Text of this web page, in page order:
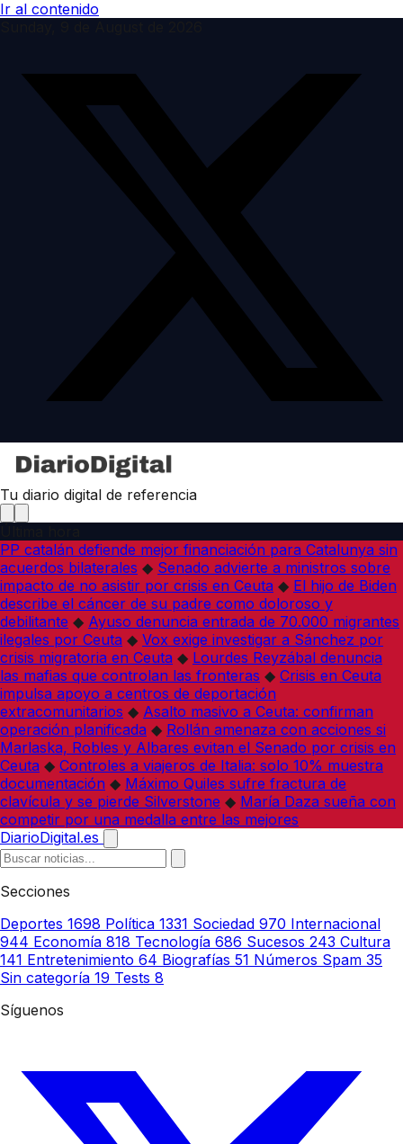
Ir al contenido
Tu diario digital de referencia
PP catalán defiende mejor financiación para Catalunya sin
acuerdos bilaterales ◆ Senado advierte a ministros sobre
impacto de no asistir por crisis en Ceuta ◆ El hijo de Biden
describe el cáncer de su padre como doloroso y
debilitante ◆ Ayuso denuncia entrada de 70.000 migrantes
ilegales por Ceuta ◆ Vox exige investigar a Sánchez por
crisis migratoria en Ceuta ◆ Lourdes Reyzábal denuncia
las mafias que controlan las fronteras ◆ Crisis en Ceuta
impulsa apoyo a centros de deportación
extracomunitarios ◆ Asalto masivo a Ceuta: confirman
operación planificada ◆ Rollán amenaza con acciones si
Marlaska, Robles y Albares evitan el Senado por crisis en
Ceuta ◆ Controles a viajeros de Italia: solo 10% muestra
documentación ◆ Máximo Quiles sufre fractura de
clavícula y se pierde Silverstone ◆ María Daza sueña con
competir por una medalla entre las mejores
DiarioDigital.es
Secciones
Deportes 1698 Política 1331 Sociedad 970 Internacional
944 Economía 818 Tecnología 686 Sucesos 243 Cultura
141 Entretenimiento 64 Biografías 51 Números Spam 35
Sin categoría 19 Tests 8
Síguenos